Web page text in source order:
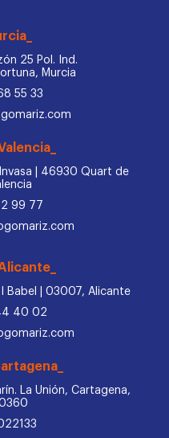
25 Pol. Ind.
Murcia
55 33
| 46930 Quart de
99 77
Babel | 03007, Alicante
40 02
La Unión, Cartagena,